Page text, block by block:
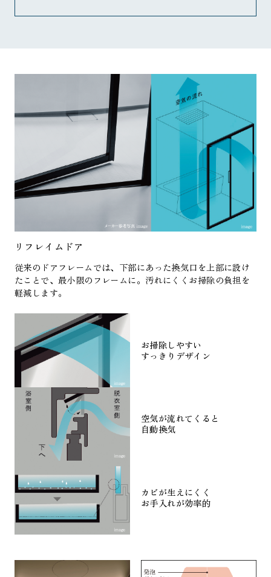
リフレイムドア
従来のドアフレームでは、下部にあった換気口を上部に設け
たことで、最小限のフレームに。汚れにくくお掃除の負担を
軽減します。
お掃除しやすい
すっきりデザイン
空気が流れてくると
自動換気
カビが生えにくく
お手入れが効率的